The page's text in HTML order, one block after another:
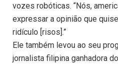
vozes robóticas. “Nós,
expressar a opinião que
ridículo [risos].”
Ele também levou ao seu
jornalista filipina ganhadora